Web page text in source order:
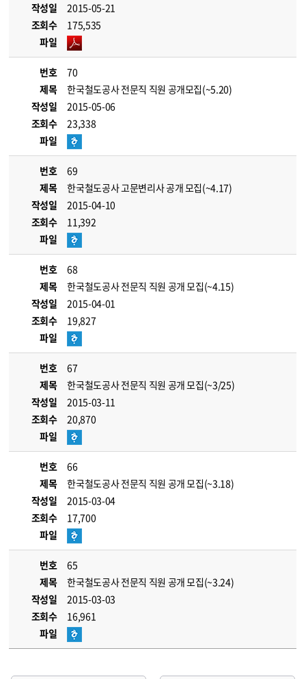
작성일
2015-05-21
조회수
175,535
파일
번호
70
제목
한국철도공사 전문직 직원 공개모집(~5.20)
작성일
2015-05-06
조회수
23,338
파일
번호
69
제목
한국철도공사 고문변리사 공개 모집(~4.17)
작성일
2015-04-10
조회수
11,392
파일
번호
68
제목
한국철도공사 전문직 직원 공개 모집(~4.15)
작성일
2015-04-01
조회수
19,827
파일
번호
67
제목
한국철도공사 전문직 직원 공개 모집(~3/25)
작성일
2015-03-11
조회수
20,870
파일
번호
66
제목
한국철도공사 전문직 직원 공개 모집(~3.18)
작성일
2015-03-04
조회수
17,700
파일
번호
65
제목
한국철도공사 전문직 직원 공개 모집(~3.24)
작성일
2015-03-03
조회수
16,961
파일